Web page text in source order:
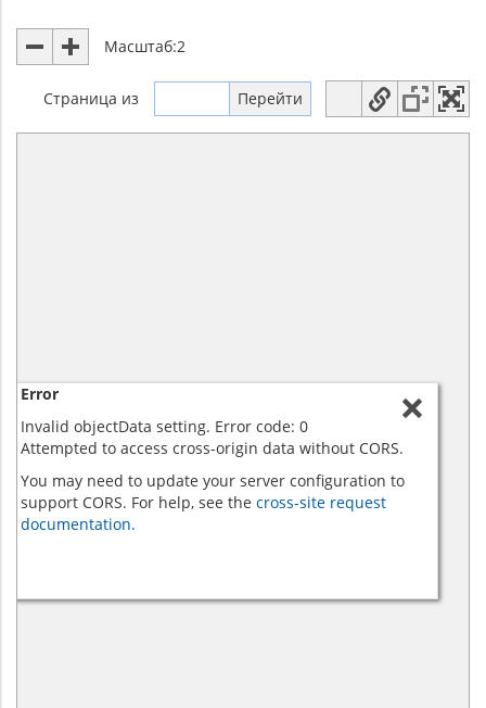
Масштаб:2
Страница из
Error
Invalid objectData setting. Error code: 0
Attempted to access cross-origin data without CORS.
You may need to update your server configuration to
support CORS. For help, see the cross-site request
documentation.